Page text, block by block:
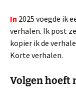
In 2025 voegde ik
verhalen. Ik post
kopier ik de
Korte verhalen.
Volgen hoeft